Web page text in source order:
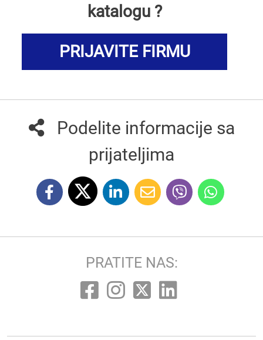
katalogu ?
PRIJAVITE FIRMU
Podelite informacije sa
prijateljima
PRATITE NAS: